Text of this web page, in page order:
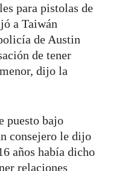
para pistolas de
a Taiwán
de Austin
de tener
dijo la
puesto bajo
consejero le dijo
años había dicho
relaciones